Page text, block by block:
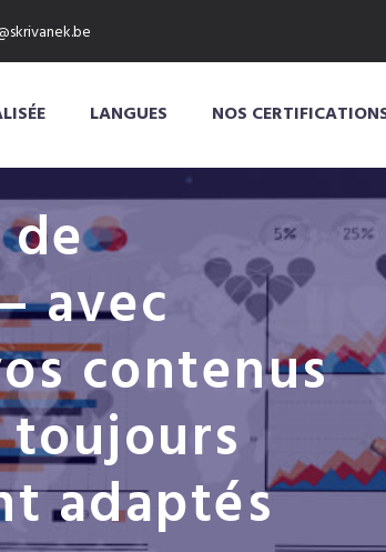
LANGUES NOS
avec
contenus
adaptés